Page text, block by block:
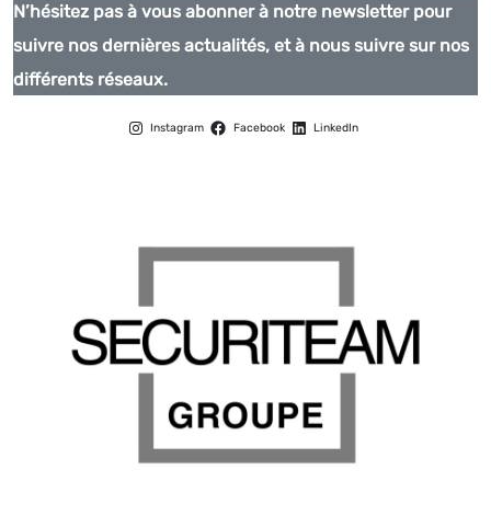
N’hésitez pas à vous abonner à notre newsletter pour
suivre nos dernières actualités, et à nous suivre sur nos
différents réseaux.
Instagram Facebook LinkedIn